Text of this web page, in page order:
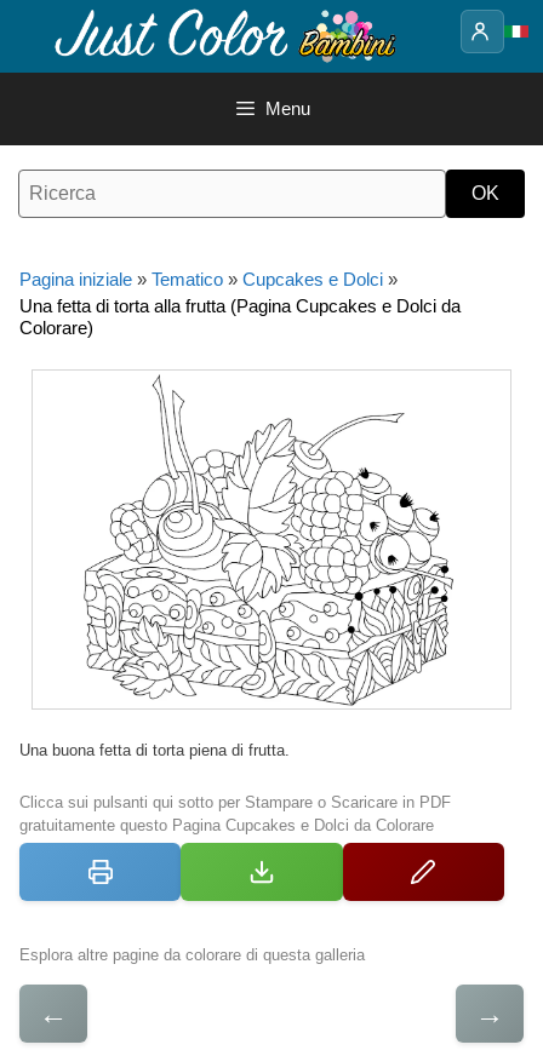
contenuto
Menu
Pagina iniziale » Tematico » Cupcakes e Dolci »
Una fetta di torta alla frutta (Pagina Cupcakes e Dolci da
Colorare)
Una buona fetta di torta piena di frutta.
Clicca sui pulsanti qui sotto per Stampare o Scaricare in PDF
gratuitamente questo Pagina Cupcakes e Dolci da Colorare
Esplora altre pagine da colorare di questa galleria
← →